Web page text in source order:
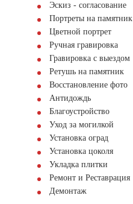
Эскиз - согласование
Портреты на памятник
Цветной портрет
Ручная гравировка
Гравировка с выездом
Ретушь на памятник
Восстановление фото
Антидождь
Благоустройство
Уход за могилкой
Установка оград
Установка цоколя
Укладка плитки
Ремонт и Реставрация
Демонтаж